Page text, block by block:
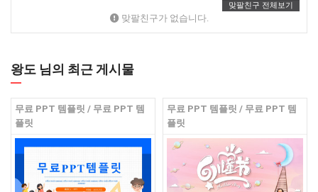
맞팔친구 전체보기
맞팔친구가 없습니다.
왕도 님의 최근 게시물
무료 PPT 템플릿 / 무료 PPT 템
플릿
무료 PPT 템플릿 / 무료 PPT 템
플릿